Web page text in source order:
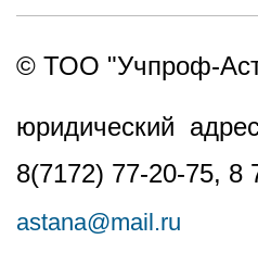
© ТОО "Учпроф-
юридический
8(7172) 77-20-75, 8
astana@mail.ru